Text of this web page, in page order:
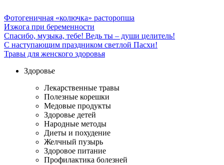
Фотогеничная «колючка» расторопша
Изжога при беременности
Спасибо, музыка, тебе! Ведь ты – души целитель!
С наступающим праздником светлой Пасхи!
Травы для женского здоровья
Здоровье
Лекарственные травы
Полезные корешки
Медовые продукты
Здоровье детей
Народные методы
Диеты и похудение
Желчный пузырь
Здоровое питание
Профилактика болезней